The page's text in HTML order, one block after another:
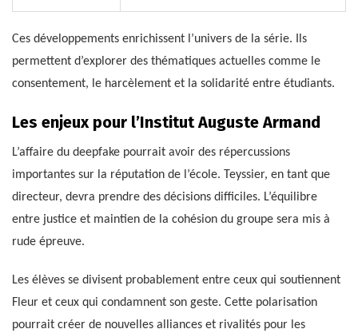
Ces développements enrichissent l’univers de la série. Ils
permettent d’explorer des thématiques actuelles comme le
consentement, le harcèlement et la solidarité entre étudiants.
Les enjeux pour l’Institut Auguste Armand
L’affaire du deepfake pourrait avoir des répercussions
importantes sur la réputation de l’école. Teyssier, en tant que
directeur, devra prendre des décisions difficiles. L’équilibre
entre justice et maintien de la cohésion du groupe sera mis à
rude épreuve.
Les élèves se divisent probablement entre ceux qui soutiennent
Fleur et ceux qui condamnent son geste. Cette polarisation
pourrait créer de nouvelles alliances et rivalités pour les